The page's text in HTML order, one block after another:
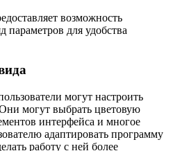
возможность
параметров для удобства
могут настроить
могут выбрать цветовую
интерфейса и многое
адаптировать программу
работу с ней более